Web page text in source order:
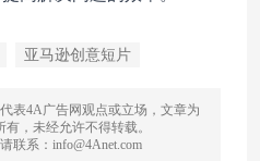
亚马逊创意短片
表4A广告网观点或立场，文章为
，未经允许不得转载。
联系：info@4Anet.com